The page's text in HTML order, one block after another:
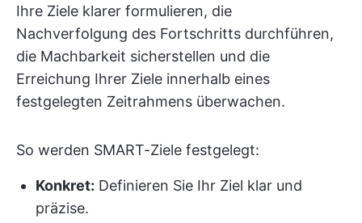
Ihre Ziele klarer formulieren, die
Nachverfolgung des Fortschritts durchführen,
die Machbarkeit sicherstellen und die
Erreichung Ihrer Ziele innerhalb eines
festgelegten Zeitrahmens überwachen.
So werden SMART-Ziele festgelegt:
Konkret: Definieren Sie Ihr Ziel klar und
präzise.